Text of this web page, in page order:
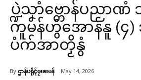
ပ္ဍဲသၞာံဗ္တောန်ပညာ
ကူမန်ဟွံအောန်နူ (၄
ပံက်အာတၟိနွံ
By ဌာန်ပရိုၚ်ဗၠးၜးမန် May 14, 2026